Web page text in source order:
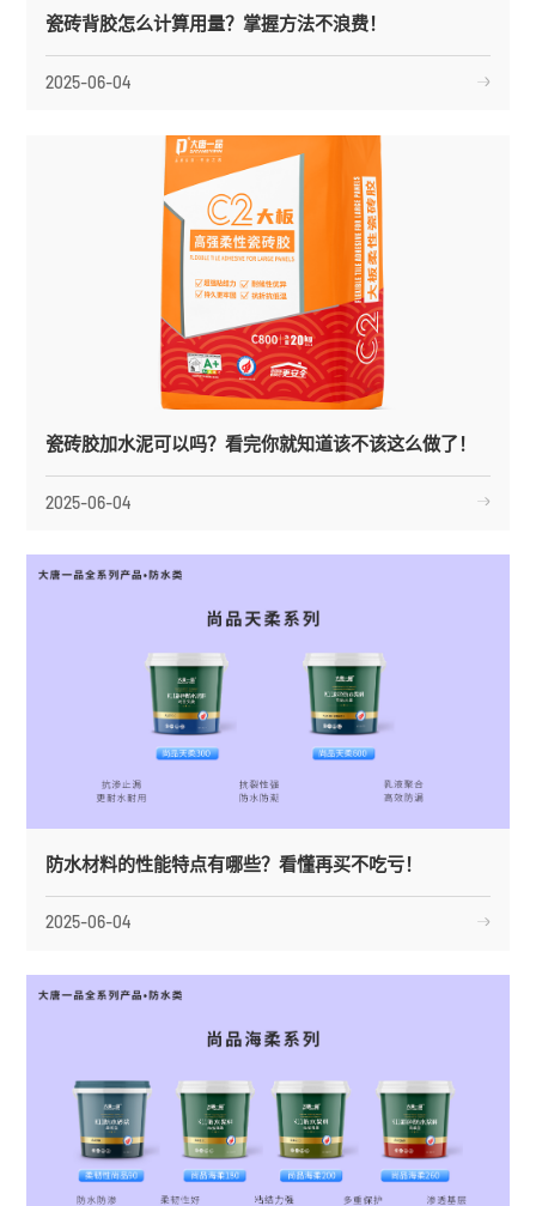
瓷砖背胶怎么计算用量？掌握方法不浪费！
2025-06-04
瓷砖胶加水泥可以吗？看完你就知道该不该这么做了！
2025-06-04
防水材料的性能特点有哪些？看懂再买不吃亏！
2025-06-04